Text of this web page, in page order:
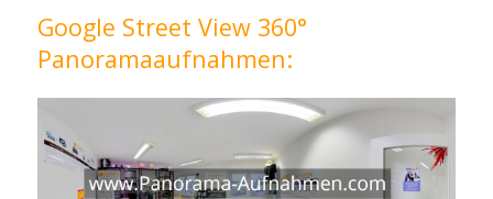
Google Street View 360°
Panoramaaufnahmen: